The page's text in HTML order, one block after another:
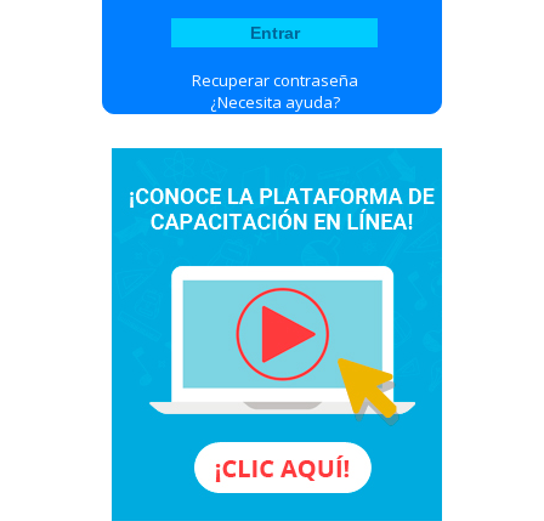
Recuperar contraseña
¿Necesita ayuda?